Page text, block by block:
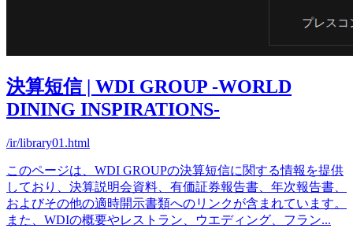
決算短信 | WDI GROUP -WORLD
DINING INSPIRATIONS-
/ir/library01.html
このページは、WDI GROUPの決算短信に関する情報を提供
しており、決算説明会資料、有価証券報告書、年次報告書、
およびその他の適時開示書類へのリンクが含まれています。
また、WDIの概要やレストラン、ウエディング、フラン...